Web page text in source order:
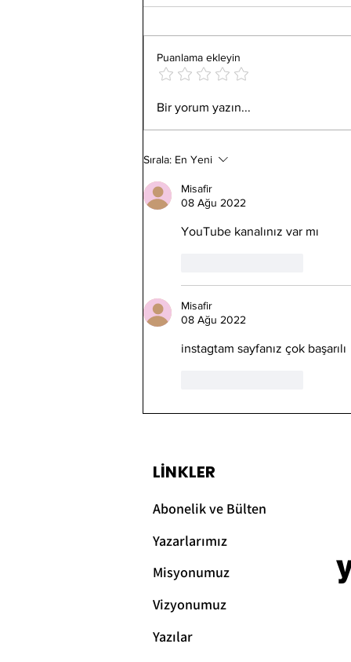
Yapay Etin Sağlığımız
Puanlama ekleyin
Bir yorum yazın...
Sırala: En Yeni
Misafir
08 Ağu 2022
YouTube kanalınız var mı
Misafir
08 Ağu 2022
instagtam sayfanız çok başarılı
LİNKLER
Abonelik ve Bülten
Yazarlarımız
Misyonumuz
Vizyonumuz
Yazılar